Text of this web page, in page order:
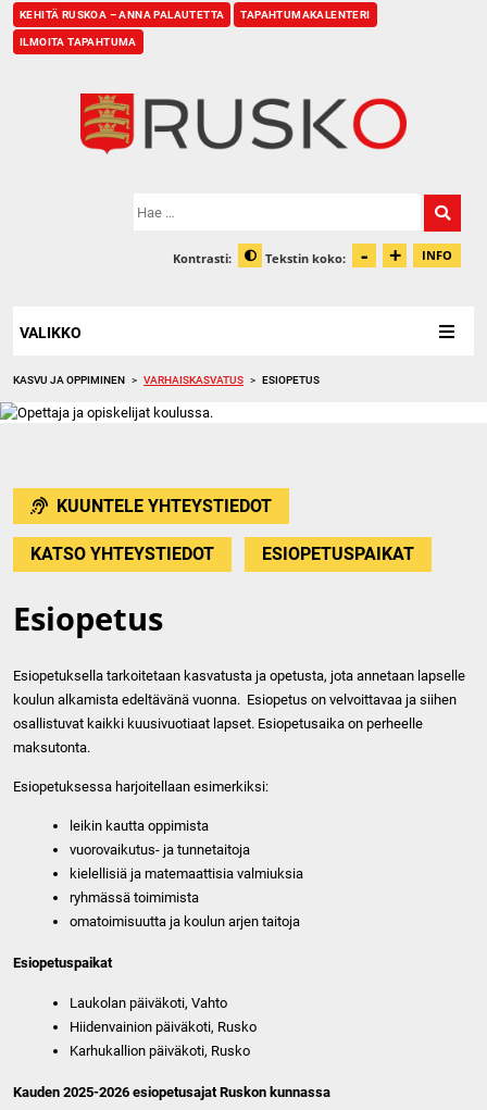
KEHITÄ RUSKOA – ANNA PALAUTETTA TAPAHTUMAKALENTERI
ILMOITA TAPAHTUMA
Hae:
Kontrasti: Muuta kontrastia
Tekstin koko: - + INFO
VALIKKO
KASVU JA OPPIMINEN > VARHAISKASVATUS > ESIOPETUS
KUUNTELE YHTEYSTIEDOT
KATSO YHTEYSTIEDOT ESIOPETUSPAIKAT
Esiopetus
Esiopetuksella tarkoitetaan kasvatusta ja opetusta, jota annetaan lapselle
koulun alkamista edeltävänä vuonna. Esiopetus on velvoittavaa ja siihen
osallistuvat kaikki kuusivuotiaat lapset. Esiopetusaika on perheelle
maksutonta.
Esiopetuksessa harjoitellaan esimerkiksi:
leikin kautta oppimista
vuorovaikutus- ja tunnetaitoja
kielellisiä ja matemaattisia valmiuksia
ryhmässä toimimista
omatoimisuutta ja koulun arjen taitoja
Esiopetuspaikat
Laukolan päiväkoti, Vahto
Hiidenvainion päiväkoti, Rusko
Karhukallion päiväkoti, Rusko
Kauden 2025-2026 esiopetusajat Ruskon kunnassa